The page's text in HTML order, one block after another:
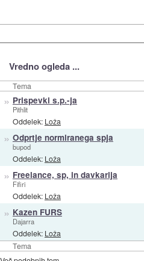
Vredno ogleda ...
Tema
Tema
» Prispevki s.p.-ja
Pithlit
Oddelek: Loža
» Odprtje normiranega spja
bupod
Oddelek: Loža
» Freelance, sp, in davkarija
Fifiri
Oddelek: Loža
» Kazen FURS
Dajarra
Oddelek: Loža